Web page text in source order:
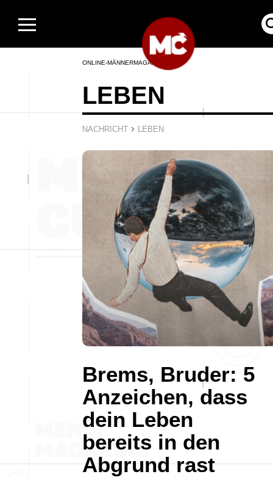
ONLINE-MÄNNERMAGAZIN
LEBEN
NACHRICHT › LEBEN
Brems, Bruder: 5
Anzeichen, dass
dein Leben
bereits in den
Abgrund rast